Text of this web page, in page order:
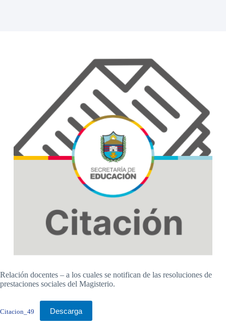
Relación docentes – a los cuales se notifican de las resoluciones de
prestaciones sociales del Magisterio.
Citacion_49 Descarga